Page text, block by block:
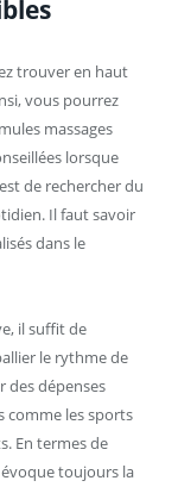
trouver en haut
vous pourrez
massages
lorsque
de rechercher du
Il faut savoir
dans le
il suffit de
le rythme de
des dépenses
comme les sports
En termes de
toujours la